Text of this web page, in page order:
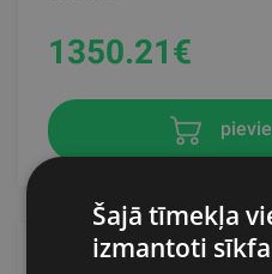
1350.21€
Šajā tīmekļa
izmantoti